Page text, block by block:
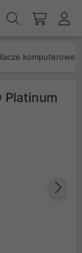
komputerowe
Platinum